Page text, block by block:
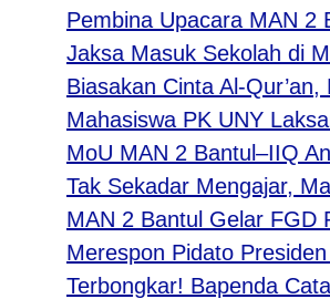
Pembina Upacara MAN 2
Jaksa Masuk Sekolah di
Biasakan Cinta Al-Qur’an,
Mahasiswa PK UNY
MoU MAN 2 Bantul–IIQ An
Tak Sekadar Mengajar,
MAN 2 Bantul Gelar FGD
Merespon Pidato Presiden
​Terbongkar! Bapenda Catat